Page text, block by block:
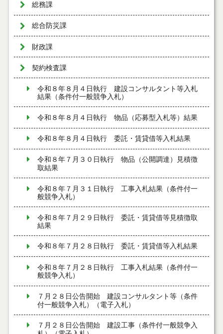
総務課
総合防災課
財政課
契約検査課
令和８年８月４日執行 建設コンサルタント等入札
結果（条件付一般競争入札）
令和８年８月４日執行 物品（応募型入札等）結果
令和８年８月４日執行 委託・賃貸借等入札結果
令和８年７月３０日執行 物品（公開調達）見積徴
取結果
令和８年７月３１日執行 工事入札結果（条件付一
般競争入札）
令和８年７月２９日執行 委託・賃貸借等見積徴取
結果
令和８年７月２８日執行 委託・賃貸借等入札結果
令和８年７月２８日執行 工事入札結果（条件付一
般競争入札）
７月２８日公告開始 建設コンサルタント等（条件
付一般競争入札）（電子入札）
７月２８日公告開始 建設工事（条件付一般競争入